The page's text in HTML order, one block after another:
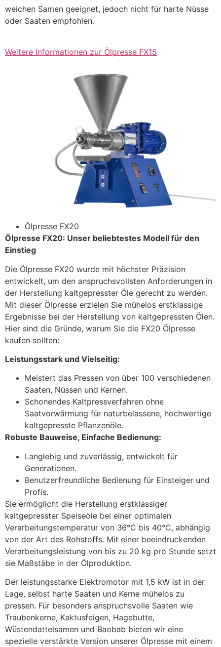
weichen Samen geeignet, jedoch nicht für harte Nüsse
oder Saaten empfohlen.
Weitere Informationen zur Ölpresse FX15
Ölpresse FX20
Ölpresse FX20: Unser beliebtestes Modell für den
Einstieg
Die Ölpresse FX20 wurde mit höchster Präzision
entwickelt, um den anspruchsvollsten Anforderungen in
der Herstellung kaltgepresster Öle gerecht zu werden.
Mit dieser Ölpresse erzielen Sie mühelos erstklassige
Ergebnisse bei der Herstellung von kaltgepressten Ölen.
Hier sind die Gründe, warum Sie die FX20 Ölpresse
kaufen sollten:
Leistungsstark und Vielseitig:
Meistert das Pressen von über 100 verschiedenen
Saaten, Nüssen und Kernen.
Schonendes Kaltpressverfahren ohne
Saatvorwärmung für naturbelassene, hochwertige
kaltgepresste Pflanzenöle.
Robuste Bauweise, Einfache Bedienung:
Langlebig und zuverlässig, entwickelt für
Generationen.
Benutzerfreundliche Bedienung für Einsteiger und
Profis.
Sie ermöglicht die Herstellung erstklassiger
kaltgepresster Speiseöle bei einer optimalen
Verarbeitungstemperatur von 36°C bis 40°C, abhängig
von der Art des Rohstoffs. Mit einer beeindruckenden
Verarbeitungsleistung von bis zu 20 kg pro Stunde setzt
sie Maßstäbe in der Ölproduktion.
Der leistungsstarke Elektromotor mit 1,5 kW ist in der
Lage, selbst harte Saaten und Kerne mühelos zu
pressen. Für besonders anspruchsvolle Saaten wie
Traubenkerne, Kaktusfeigen, Hagebutte,
Wüstendattelsamen und Baobab bieten wir eine
spezielle verstärkte Version unserer Ölpresse mit einem